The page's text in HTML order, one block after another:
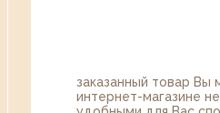
заказанный товар
интернет-магазине